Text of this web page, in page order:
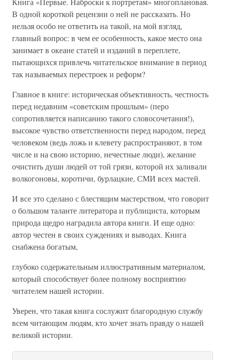
В одной короткой рецензии о ней не рассказать. Но
нельзя особо не ответить на такой, на мой взгляд,
главный вопрос: в чем ее особенность, какое место она
занимает в океане статей и изданий в переплете,
пытающихся привлечь читательское внимание в период
так называемых перестроек и реформ?
Главное в книге: историческая объективность, честность
перед недавним «советским прошлым» (перо
сопротивляется написанию такого словосочетания!),
высокое чувство ответственности перед народом, перед
человеком (ведь ложь и клевету распространяют, в том
числе и на свою историю, нечестные люди), желание
очистить души людей от той грязи, которой их заливали
волкогоновы, коротичи, бурлацкие, СМИ всех мастей.
И все это сделано с блестящим мастерством, что говорит
о большом таланте литератора и публициста, которым
природа щедро наградила автора книги. И еще одно:
автор честен в своих суждениях и выводах. Книга
снабжена богатым,
глубоко содержательным иллюстративным материалом,
который способствует более полному восприятию
читателем нашей истории.
Уверен, что такая книга сослужит благородную службу
всем читающим людям, кто хочет знать правду о нашей
великой истории.